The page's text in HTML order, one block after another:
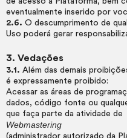
eventualmente inserido por
2.6. O descumprimento de
Uso poderá gerar
3. Vedações
3.1. Além das demais
é expressamente proibido:
Acessar as áreas de
dados, código fonte ou
que faça parte da atividade de
Webmastering
(administrador autorizado da